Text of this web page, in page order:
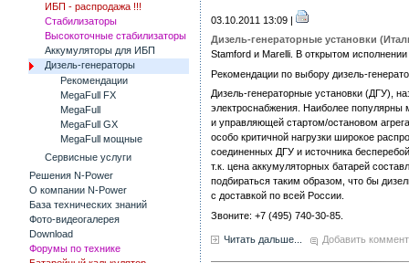
ИБП - распродажа !!!
Стабилизаторы
Высокоточные стабилизаторы
Аккумуляторы для ИБП
Дизель-генераторы
Рекомендации
MegaFull FX
MegaFull
MegaFull GX
MegaFull мощные
Сервисные услуги
Решения N-Power
О компании N-Power
База технических знаний
Фото-видеогалерея
Download
Форумы по технике
03.10.2011 13:09 |
Дизель-генераторные установки
Stamford и Marelli. В открытом
Рекомендации по выбору дизель-
Дизель-генераторные установки (ДГУ),
электроснабжения. Наиболее популярны
и управляющей стартом/остановом
особо критичной нагрузки широкое
соединенных ДГУ и источника
т.к. цена аккумуляторных батарей
подбираться таким образом, что бы
с доставкой по всей России.
Звоните: +7 (495) 740-30-85.
Читать дальше... Добавить